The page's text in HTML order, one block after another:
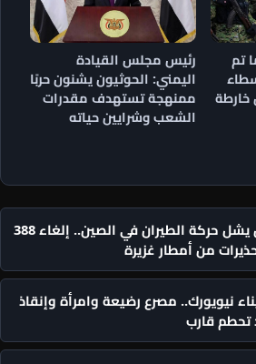
تم
رئيس مجلس القيادة
اليمني: الحوثيون يشنون حربًا
ممنهجة تستهدف مقدرات
الشعب وشرايين حياته
إعصار دولفين يشل حركة الطيران في الصين.. إلغاء 388
من أمطار غزيرة
نيويورك.. مصرع رضيعة وامرأة وإنقاذ